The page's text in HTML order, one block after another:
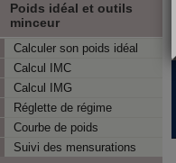
Poids idéal et outils
minceur
Calculer son poids idéal
Calcul IMC
Calcul IMG
Réglette de régime
Courbe de poids
Suivi des mensurations